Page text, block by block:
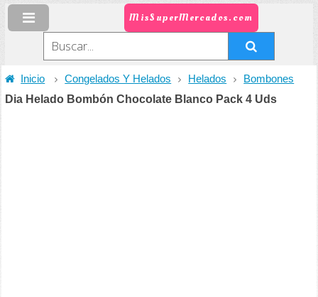
MisSuperMercados.com
Inicio Congelados Y Helados Helados Bombones
Dia Helado Bombón Chocolate Blanco Pack 4 Uds